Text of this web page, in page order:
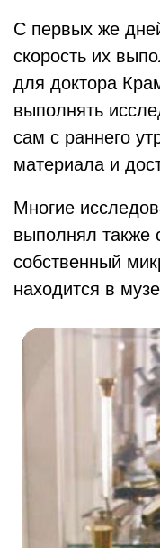
С первых же
скорость их
для доктора
выполнять
сам с раннего
материала и
Многие
выполнял также
собственный
находится в